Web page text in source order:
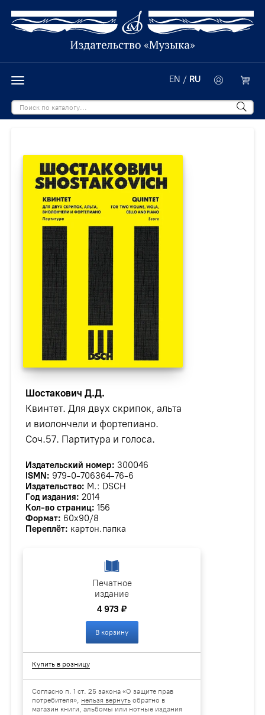
EN / RU
Шостакович Д.Д.
Квинтет. Для двух скрипок, альта
и виолончели и фортепиано.
Соч.57. Партитура и голоса.
Издательский номер: 300046
ISMN: 979-0-706364-76-6
Издательство: М.: DSCH
Год издания: 2014
Кол-во страниц: 156
Формат: 60х90/8
Переплёт: картон.папка
Печатное
издание
4 973 ₽
В корзину
Купить в розницу
Согласно п. 1 ст. 25 закона «О защите прав
потребителя», нельзя вернуть обратно в
магазин книги, альбомы или нотные издания